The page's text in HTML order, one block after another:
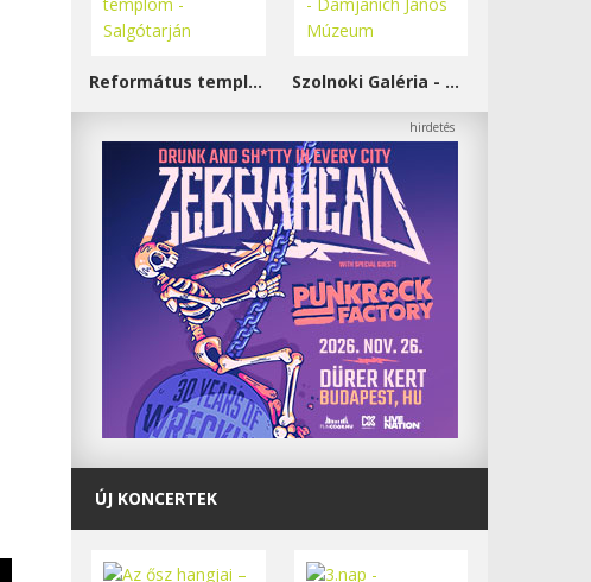
Református templom - Salgótarján Szolnoki Galéria - Damjanich János Múzeum
ÚJ KONCERTEK